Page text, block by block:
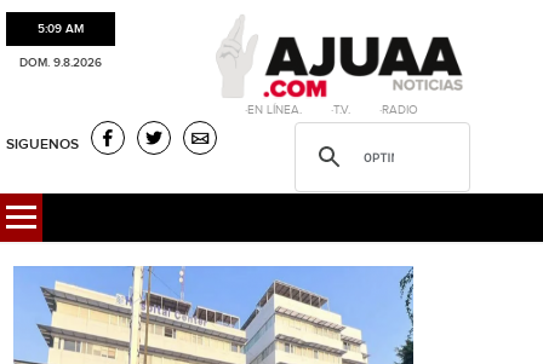
5:09 AM
DOM. 9.8.2026
·EN LÍNEA. ·T.V. ·RADIO
SIGUENOS